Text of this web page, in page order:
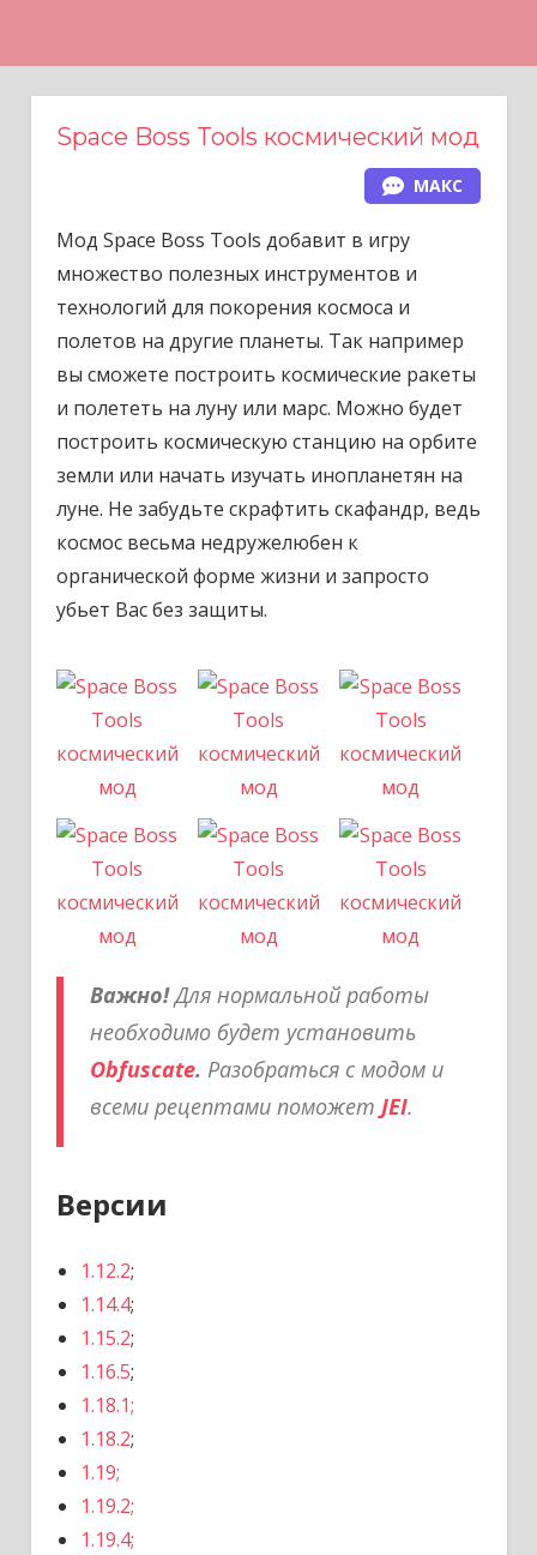
Space Boss Tools космический мод
МАКС
Мод Space Boss Tools добавит в игру
множество полезных инструментов и
технологий для покорения космоса и
полетов на другие планеты. Так например
вы сможете построить космические ракеты
и полететь на луну или марс. Можно будет
построить космическую станцию на орбите
земли или начать изучать инопланетян на
луне. Не забудьте скрафтить скафандр, ведь
космос весьма недружелюбен к
органической форме жизни и запросто
убьет Вас без защиты.
Важно!Для нормальной работы
необходимо будет установить
Obfuscate. Разобраться с модом и
всеми рецептами поможетJEI.
Версии
1.12.2;
1.14.4;
1.15.2;
1.16.5;
1.18.1;
1.18.2;
1.19;
1.19.2;
1.19.4;